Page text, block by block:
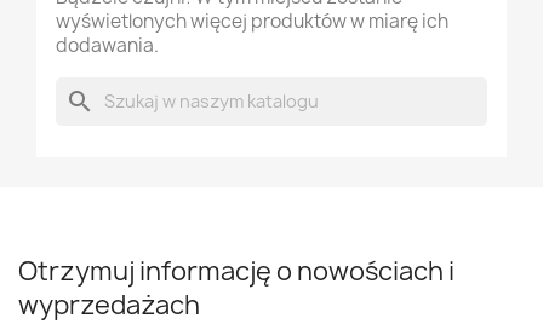
wyświetlonych więcej produktów w miarę ich
dodawania.
search
Otrzymuj informację o nowościach i
wyprzedażach
Nazwa listy życzeń